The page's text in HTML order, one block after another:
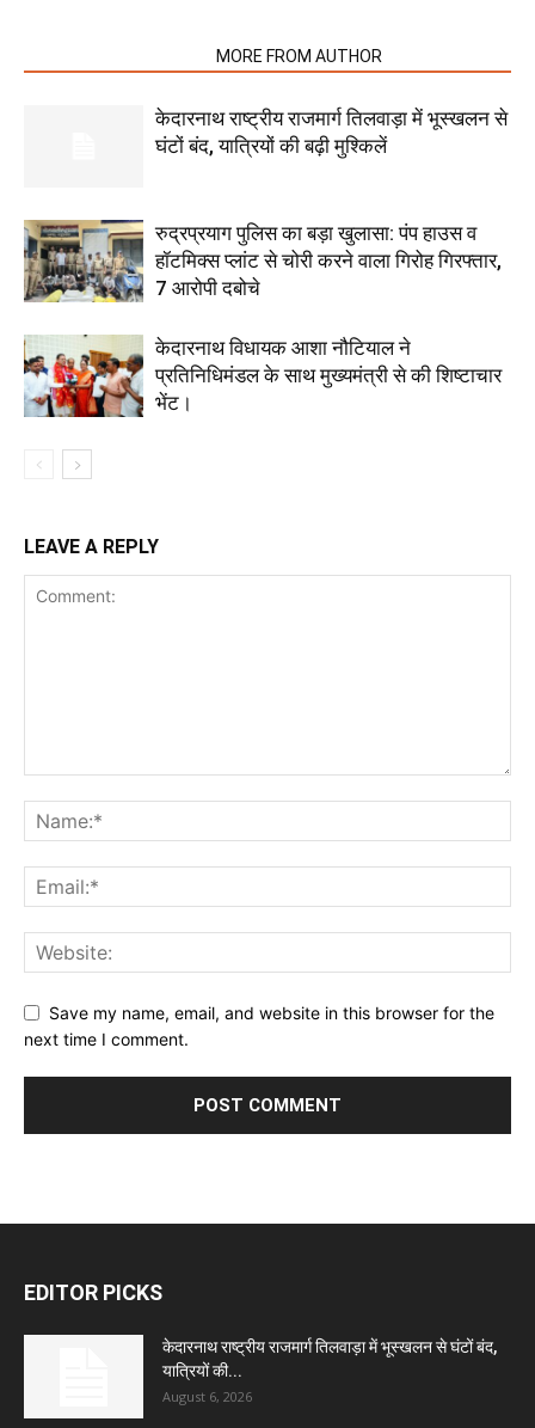
MORE FROM AUTHOR
केदारनाथ राष्ट्रीय राजमार्ग तिलवाड़ा में भूस्खलन से
घंटों बंद, यात्रियों की बढ़ी मुश्किलें
रुद्रप्रयाग पुलिस का बड़ा खुलासा: पंप हाउस व
हॉटमिक्स प्लांट से चोरी करने वाला गिरोह गिरफ्तार,
7 आरोपी दबोचे
केदारनाथ विधायक आशा नौटियाल ने
प्रतिनिधिमंडल के साथ मुख्यमंत्री से की शिष्टाचार
भेंट।
LEAVE A REPLY
Save my name, email, and website in this browser for the
next time I comment.
EDITOR PICKS
केदारनाथ राष्ट्रीय राजमार्ग तिलवाड़ा में भूस्खलन से घंटों बंद,
यात्रियों की...
August 6, 2026